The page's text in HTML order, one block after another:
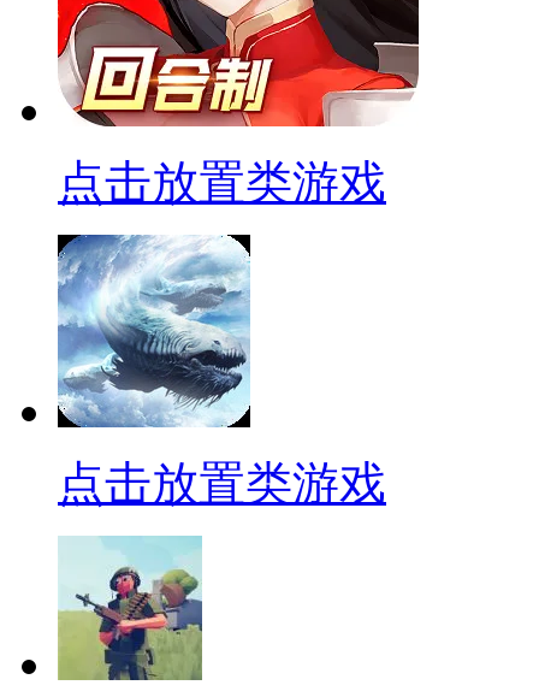
点击放置类游戏
点击放置类游戏